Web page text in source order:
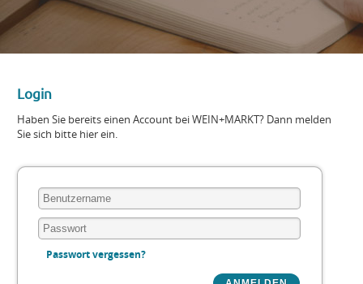
Login
Haben Sie bereits einen Account bei WEIN+MARKT? Dann melden
Sie sich bitte hier ein.
Passwort vergessen?